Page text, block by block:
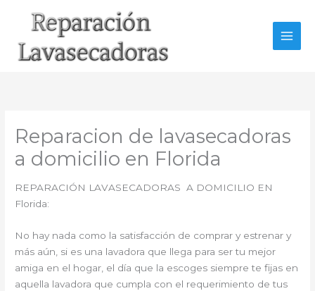
Reparacion de lavasecadoras
a domicilio en Florida
REPARACIÓN LAVASECADORAS A DOMICILIO EN
Florida:
No hay nada como la satisfacción de comprar y estrenar y
más aún, si es una lavadora que llega para ser tu mejor
amiga en el hogar, el día que la escoges siempre te fijas en
aquella lavadora que cumpla con el requerimiento de tus